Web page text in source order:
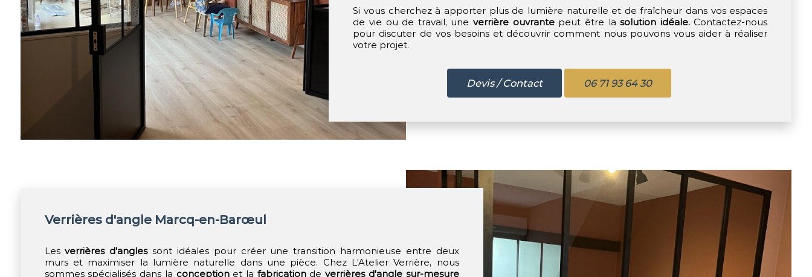
Si vous cherchez à apporter plus de lumière naturelle et de fraîcheur dans vos espaces
de vie ou de travail, uneverrière ouvrantepeut être lasolution idéale.Contactez-nous
pour discuter de vos besoins et découvrir comment nous pouvons vous aider à réaliser
votre projet.
Devis / Contact 06 71 93 64 30
Verrières d'angle Marcq-en-Barœul
Lesverrières d'anglessont idéales pour créer une transition harmonieuse entre deux
murs et maximiser la lumière naturelle dans une pièce. Chez L'Atelier Verrière, nous
sommes spécialisés dans la conceptionet la fabricationdeverrières d'angle sur-mesure